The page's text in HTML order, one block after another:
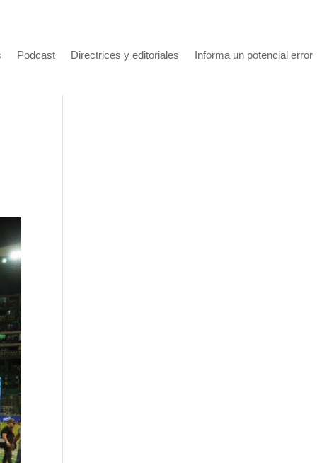
Podcast Directrices y editoriales Informa un potencial error